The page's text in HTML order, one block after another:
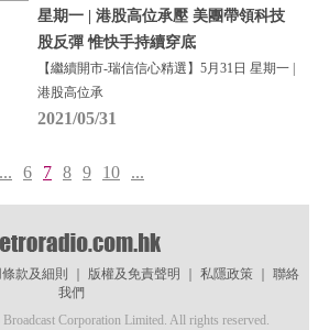
星期一 | 港股高位承壓 美團帶領科技
股反彈 惟快手持續穿底
【繼續開市-瑞信信心精選】5月31日 星期一 |
港股高位承
2021/05/31
... 6 7 8 9 10 ...
款及細則 版權及免責聲明 私隱政策｜ 聯絡
我們
Corporation Limited. All rights reserved.